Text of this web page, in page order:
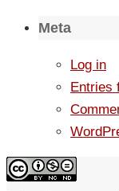
Meta
Log in
Entries